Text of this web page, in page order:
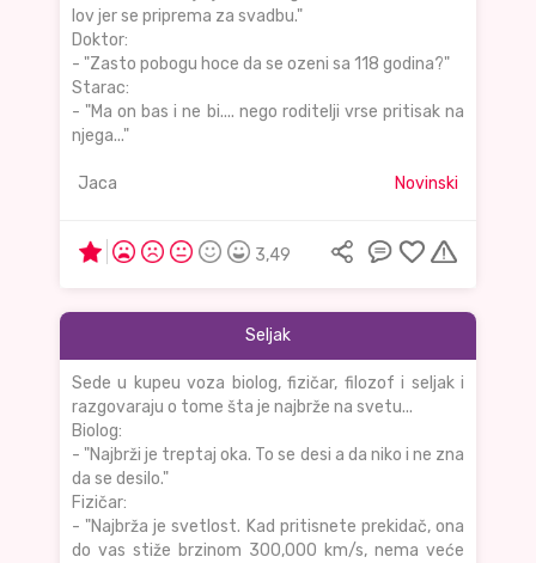
lov jer se priprema za svadbu."
Doktor:
- "Zasto pobogu hoce da se ozeni sa 118 godina?"
Starac:
- "Ma on bas i ne bi.... nego roditelji vrse pritisak na
njega..."
Jaca Novinski
3,49
Seljak
Sede u kupeu voza biolog, fizičar, filozof i seljak i
razgovaraju o tome šta je najbrže na svetu...
Biolog:
- "Najbrži je treptaj oka. To se desi a da niko i ne zna
da se desilo."
Fizičar:
- "Najbrža je svetlost. Kad pritisnete prekidač, ona
do vas stiže brzinom 300,000 km/s, nema veće